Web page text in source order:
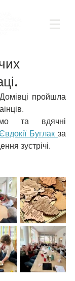
пройшла
Буглак за
зустрічі.